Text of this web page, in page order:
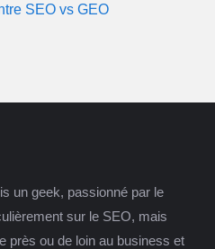
SEO vs GEO
un geek, passionné par le
sur le SEO, mais
près ou de loin au business et